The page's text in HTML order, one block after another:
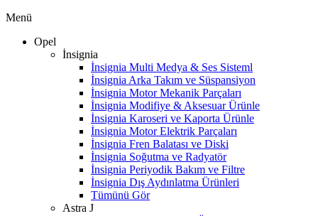
Menü
Opel
İnsignia
İnsignia Multi Medya & Ses Sisteml
İnsignia Arka Takım ve Süspansiyon
İnsignia Motor Mekanik Parçaları
İnsignia Modifiye & Aksesuar Ürünle
İnsignia Karoseri ve Kaporta Ürünle
İnsignia Motor Elektrik Parçaları
İnsignia Fren Balatası ve Diski
İnsignia Soğutma ve Radyatör
İnsignia Periyodik Bakım ve Filtre
İnsignia Dış Aydınlatma Ürünleri
Tümünü Gör
Astra J